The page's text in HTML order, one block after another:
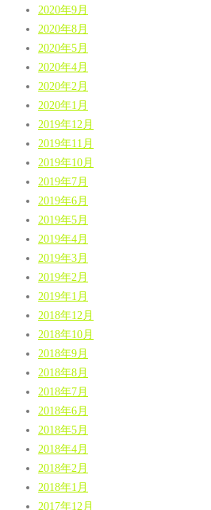
2020年9月
2020年8月
2020年5月
2020年4月
2020年2月
2020年1月
2019年12月
2019年11月
2019年10月
2019年7月
2019年6月
2019年5月
2019年4月
2019年3月
2019年2月
2019年1月
2018年12月
2018年10月
2018年9月
2018年8月
2018年7月
2018年6月
2018年5月
2018年4月
2018年2月
2018年1月
2017年12月